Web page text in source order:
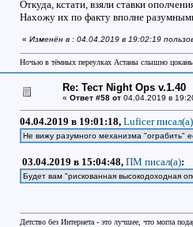
Откуда, кстати, взяли ставки
Нахожу их по факту вполне
« Изменён в : 04.04.2019 в 19:02:19
Ночью в тёмных переулках Астаны слышно
Re: Тест Night Ops v.1.40
« Ответ #58 от04.04.2019 в
04.04.2019 в 19:01:18, Luficer писал(a)
Не вижу разумного механизма "ограбить"
03.04.2019 в 15:04:48, ПМ писал(a):
Будет вам "рискованная высокодоходная
Детство без Интернета - это лучшее, что могла